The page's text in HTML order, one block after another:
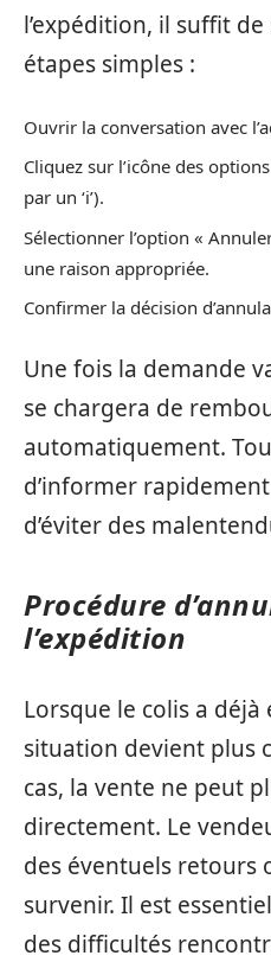
l’expédition, il suffit
étapes simples :
Ouvrir la conversation avec
Cliquez sur l’icône des
par un ‘i’).
Sélectionner l’option «
une raison appropriée.
Confirmer la décision
Une fois la demande
se chargera de
automatiquement.
d’informer
d’éviter des
Procédure
l’expédition
Lorsque le colis a déjà
situation devient plus
cas, la vente ne peut
directement. Le
des éventuels retours
survenir. Il est
des difficultés